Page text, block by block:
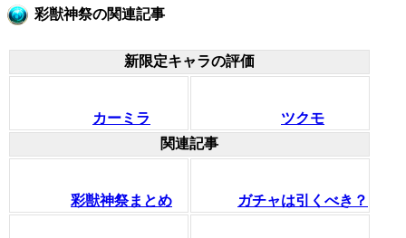
彩獣神祭の関連記事
新限定キャラの評価
カーミラ
ツクモ
関連記事
彩獣神祭まとめ ガチャは引くべき？